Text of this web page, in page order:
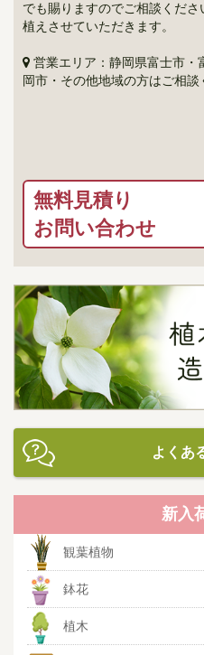
でも賜りますのでご相談くだ
植えさせていただきます。
営業エリア：静岡県富士市・
岡市・その他地域の方はご相談
無料見積り
お問い合わせ
よくあ
新入
観葉植物
鉢花
植木